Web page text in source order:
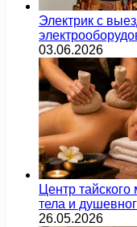
Электрик с
03.06.2026
Центр
тела и
26.05.2026